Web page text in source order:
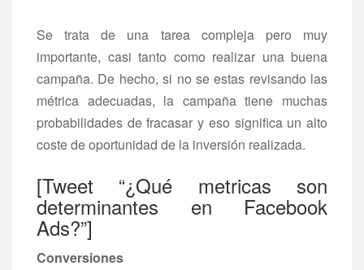
Se trata de una tarea compleja pero muy
importante, casi tanto como realizar una buena
campaña. De hecho, si no se estas revisando las
métrica adecuadas, la campaña tiene muchas
probabilidades de fracasar y eso significa un alto
coste de oportunidad de la inversión realizada.
[Tweet “¿Qué metricas son
determinantes en Facebook
Ads?”]
Conversiones